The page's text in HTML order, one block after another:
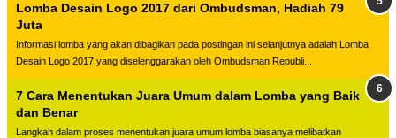
Lomba Desain Logo 2017 dari Ombudsman, Hadiah 79
Juta
Informasi lomba yang akan dibagikan pada postingan ini selanjutnya adalah Lomba
Desain Logo 2017 yang diselenggarakan oleh Ombudsman Republi...
7 Cara Menentukan Juara Umum dalam Lomba yang Baik
dan Benar
Langkah dalam proses menentukan juara umum lomba biasanya melibatkan